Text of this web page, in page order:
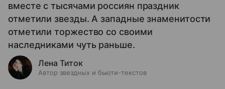
вместе с тысячами россиян праздник
отметили звезды. А западные знаменитости
отметили торжество со своими
наследниками чуть раньше.
Лена Титок
Автор звездных и бьюти-текстов